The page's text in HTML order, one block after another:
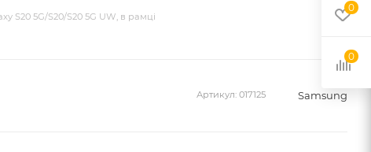
S20 5G/S20/S20 5G UW, в рамці
Артикул: 017125 Samsung
0
0